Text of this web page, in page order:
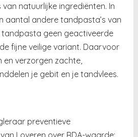
natuurlijke ingrediënten. In
aantal andere tandpasta’s van
tandpasta geen geactiveerde
fijne veilige variant. Daarvoor
en verzorgen zachte,
je gebit en je tandvlees.
preventieve
Loveren over RDA-waarde: